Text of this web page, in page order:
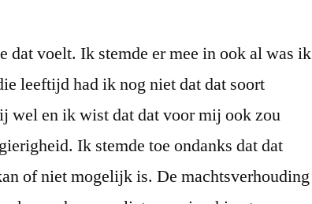
dat voelt. Ik stemde er mee in ook al was ik
leeftijd had ik nog niet dat dat soort
wel en ik wist dat dat voor mij ook zou
Ik stemde toe ondanks dat dat
of niet mogelijk is. De machtsverhouding